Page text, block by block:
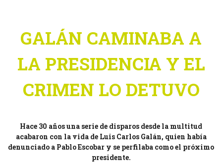
GALÁN CAMINABA A
LA PRESIDENCIA Y EL
CRIMEN LO DETUVO
Hace 30 años una serie de disparos desde la multitud
acabaron con la vida de Luis Carlos Galán, quien había
denunciado a Pablo Escobar y se perfilaba como el próximo
presidente.